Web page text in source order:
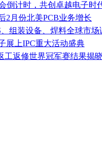
倒计时，共创卓越电子时
2月份北美PCB业务增长
、组装设备、焊料全球市
展上IPC重大活动盛典
工返修世界冠军赛结果揭